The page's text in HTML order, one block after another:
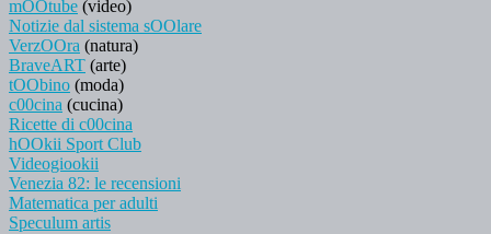
mOOtube (video)
Notizie dal sistema sOOlare
VerzOOra (natura)
BraveART (arte)
tOObino (moda)
c00cina (cucina)
Ricette di c00cina
hOOkii Sport Club
Videogiookii
Venezia 82: le recensioni
Matematica per adulti
Speculum artis